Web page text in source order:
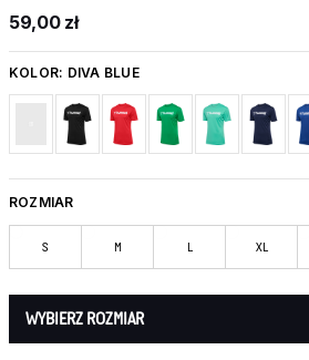
59,00 zł
KOLOR: DIVA BLUE
ROZMIAR
S M L XL
WYBIERZ ROZMIAR